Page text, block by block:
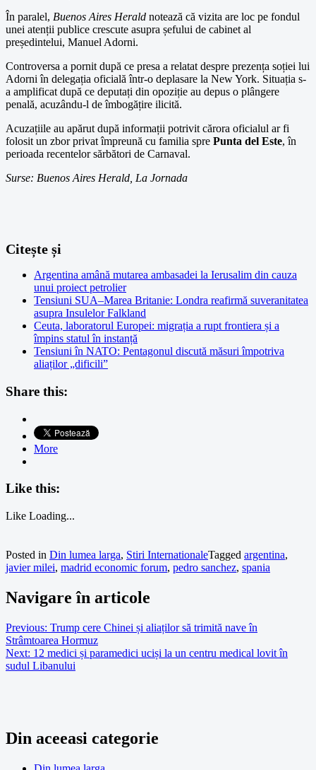
În paralel, Buenos Aires Herald notează că vizita are loc pe fondul
unei atenții publice crescute asupra șefului de cabinet al
președintelui, Manuel Adorni.
Controversa a pornit după ce presa a relatat despre prezența soției lui
Adorni în delegația oficială într-o deplasare la New York. Situația s-
a amplificat după ce deputați din opoziție au depus o plângere
penală, acuzându-l de îmbogățire ilicită.
Acuzațiile au apărut după informații potrivit cărora oficialul ar fi
folosit un zbor privat împreună cu familia spre Punta del Este, în
perioada recentelor sărbători de Carnaval.
Surse: Buenos Aires Herald, La Jornada
Citește și
Argentina amână mutarea ambasadei la Ierusalim din cauza
unui proiect petrolier
Tensiuni SUA–Marea Britanie: Londra reafirmă suveranitatea
asupra Insulelor Falkland
Ceuta, laboratorul Europei: migrația a rupt frontiera și a
împins statul în instanță
Tensiuni în NATO: Pentagonul discută măsuri împotriva
aliaților „dificili”
Share this:
More
Like this:
Like Loading...
Posted in Din lumea larga, Stiri InternationaleTagged argentina,
javier milei, madrid economic forum, pedro sanchez, spania
Navigare în articole
Previous: Trump cere Chinei și aliaților să trimită nave în
Strâmtoarea Hormuz
Next: 12 medici și paramedici uciși la un centru medical lovit în
sudul Libanului
Din aceeasi categorie